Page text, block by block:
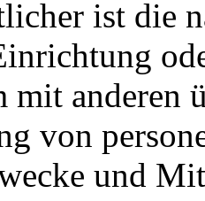
ist die
mit
von
und